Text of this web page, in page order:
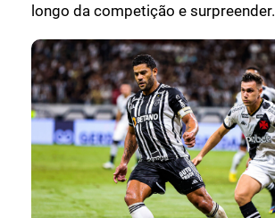
longo da competição e surpreender.